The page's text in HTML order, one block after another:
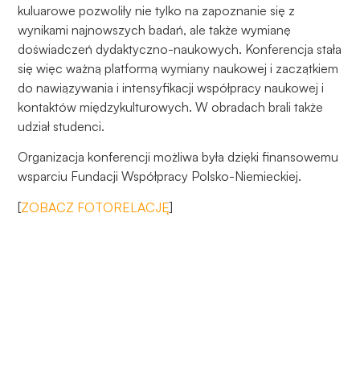
kuluarowe pozwoliły nie tylko na zapoznanie się z
wynikami najnowszych badań, ale także wymianę
doświadczeń dydaktyczno-naukowych. Konferencja stała
się więc ważną platformą wymiany naukowej i zaczątkiem
do nawiązywania i intensyfikacji współpracy naukowej i
kontaktów międzykulturowych. W obradach brali także
udział studenci.
Organizacja konferencji możliwa była dzięki finansowemu
wsparciu Fundacji Współpracy Polsko-Niemieckiej.
[ZOBACZ FOTORELACJĘ]